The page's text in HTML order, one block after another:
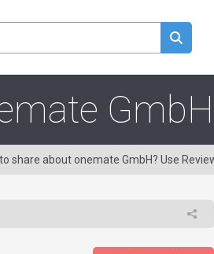
GmbH
share about onemate GmbH? Use